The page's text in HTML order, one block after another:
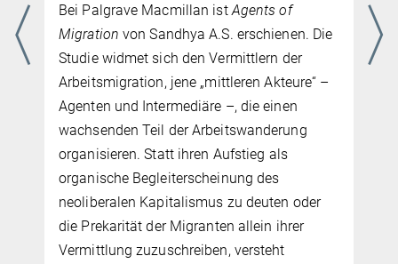
Bei Palgrave Macmillan istAgents of
Migration von Sandhya A.S. erschienen. Die
Studie widmet sich den Vermittlern der
Arbeitsmigration, jene „mittleren Akteure“ –
Agenten und Intermediäre –, die einen
wachsenden Teil der Arbeitswanderung
organisieren. Statt ihren Aufstieg als
organische Begleiterscheinung des
neoliberalen Kapitalismus zu deuten oder
die Prekarität der Migranten allein ihrer
Vermittlung zuzuschreiben, versteht